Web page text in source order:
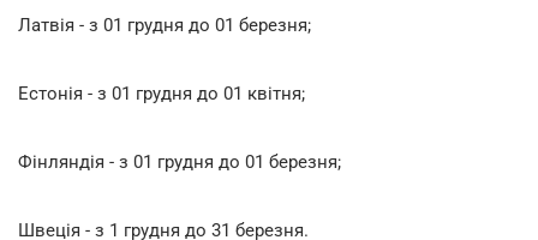
Латвія - з 01 грудня до 01 березня;
Естонія - з 01 грудня до 01 квітня;
Фінляндія - з 01 грудня до 01 березня;
Швеція - з 1 грудня до 31 березня.